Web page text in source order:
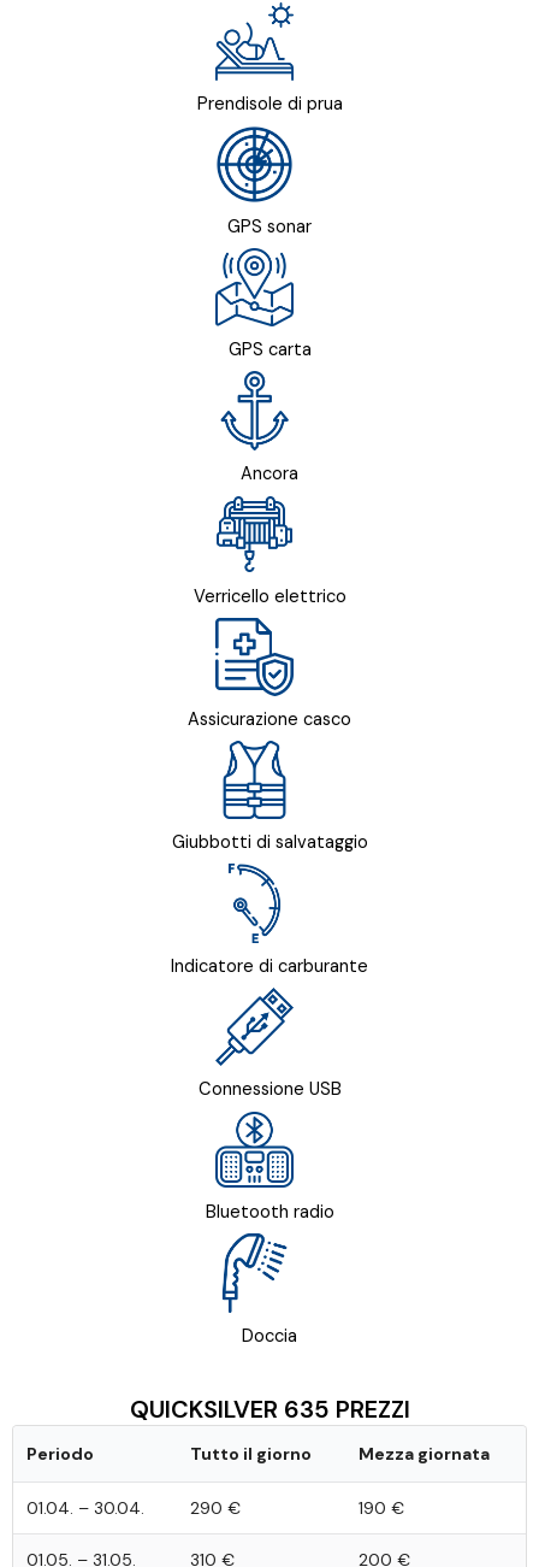
Prendisole di prua
GPS sonar
GPS carta
Ancora
Verricello elettrico
Assicurazione casco
Giubbotti di salvataggio
Indicatore di carburante
Connessione USB
Bluetooth radio
Doccia
QUICKSILVER 635 PREZZI
Periodo Tutto il giorno Mezza giornata
01.04. – 30.04. 290 € 190 €
01.05. – 31.05. 310 € 200 €